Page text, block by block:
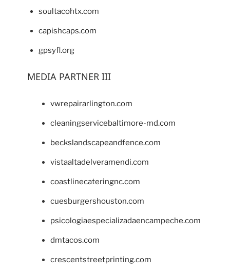
soultacohtx.com
capishcaps.com
gpsyfl.org
MEDIA PARTNER III
vwrepairarlington.com
cleaningservicebaltimore-md.com
beckslandscapeandfence.com
vistaaltadelveramendi.com
coastlinecateringnc.com
cuesburgershouston.com
psicologiaespecializadaencampeche.com
dmtacos.com
crescentstreetprinting.com